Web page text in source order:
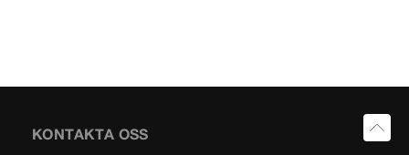
KONTAKTA OSS